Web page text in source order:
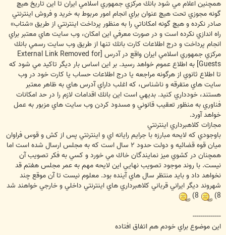
همچنين اعلام مي شود بانك مركزي جمهوري اسلامي ايران تا اين تاريخ هيچ
گونه مجوزي تحت هيچ عنوان براي انجام امور مربوط به خريد و فروش اينترنتي
صادر نكرده و هيچ گونه امكاناتي را به منظور پرداخت اينترنتي از طريق «شتاب»
راه اندازي نكرده است و در صورت معرفي اين امكان، وب سايت هاي معتبر براي
انجام پرداخت و درج اطلاعات كارت بانك تنها از طريق وب سايت رسمي بانك
مركزي جمهوري اسلامي ايران واقع در آدرس [External Link Removed for
Guests] به اطلاع عموم خواهد رسيد. بر اين اساس بار ديگر تاكيد مي شود كه
تا اطلاع ثانوي از هرگونه مراجعه يا درج اطلاعات حساب يا كارت خود در وب
سايت هاي متفرقه و ناشناس، كه اغلب داراي آدرس هاي به ظاهر معتبر
هستند، خودداري كنيد. بديهي است اين بانك اقدامات لازم را در حد امكانات
فناوري به منظور تعقيب قانوني و مسدود كردن وب سايت هاي مزبور به عمل
خواهد آورد.
مجازات كلاهبرداري اينترنتي
باوجودي كه لايحه مبارزه با جرايم رايانه اي و اينترنتي پس از كش و قوس فراوان
ميان قوه قضائيه و دولت حدود ٢ سال است كه به مجلس ارسال شده است اما
همچنان در كشوي ميز نمايندگان خاك مي خورد و كسي به فكر تصويب آن
نيست. با روند موجود تصويب نهايي اين لايحه مهم به عمر مجلس هفتم قد
نخواهد داد و بايد منتظر سال هاي آينده بود. معلوم نيست تا آن موقع چند
شهروند ديگر ايراني قرباني كلاهبرداري هاي اينترنتي داخلي و خارجي خواهند شد
8)
--------------
اين موضوع براي خودم هم اتفاق افتاده